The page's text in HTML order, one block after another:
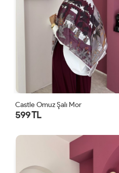
STD
Castle Omuz Şalı Mor
599 TL